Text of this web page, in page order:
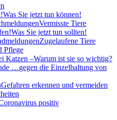
Was Sie jetzt tun können!
Vermisste Tiere
Was Sie jetzt tun sollten!
Zugelaufene Tiere
Pflege
Katzen –Warum ist sie so wichtig?
…gegen die Einzelhaltung von
Gefahren erkennen und vermeiden
positiv